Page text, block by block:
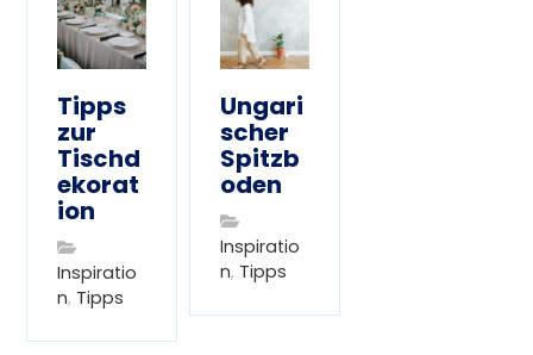
Tipps
zur
Tischd
ekorat
ion
Inspiratio
n, Tipps
Ungari
scher
Spitzb
oden
Inspiratio
n, Tipps